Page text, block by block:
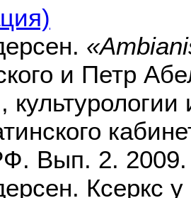
и Петр
Вып. 2.
Ксеркс